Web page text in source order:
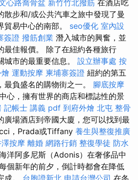
心路喬骨盆 新竹竹北撥筋 在酒店吃
散步和/或公共汽車之旅中發現了曼
貿易中心的南部。 seo優化 室內設
簽證 撥筋創業 潛入城市的興奮，並
最佳報價。 除了在紐約各種旅行
市的最重要信息。 設立辦事處 按
運動按摩 柬埔寨簽證 紐約的第五
最負盛名的購物街之一。 腳底按摩
心，擁有世界的商店和標誌性的景
記帳士 講義 pdf 到府外燴 北屯 整骨
廣場酒店到帝國大廈，您可以找到最
，Prada或Tiffany 養生與整復推廣
按摩 離婚 網路行銷 整復學徒 防水
洋阿多尼斯（Adonis）在奢侈品中
個新年的前夕，倒計時都會在降低
成。 台胞證新北 申請台灣公司 在冬